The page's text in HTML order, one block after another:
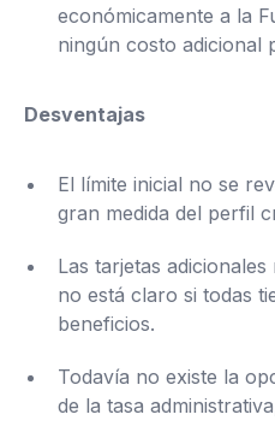
económicamente a la
ningún costo adicional
Desventajas
El límite inicial no se
gran medida del perfil
Las tarjetas
no está claro si todas
beneficios.
Todavía no existe la
de la tasa